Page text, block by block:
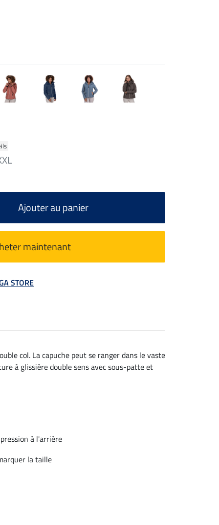
Ajouter au panier
maintenant
STORE
col. La capuche peut se ranger dans le vaste
à glissière double sens avec sous-patte et
à l'arrière
la taille